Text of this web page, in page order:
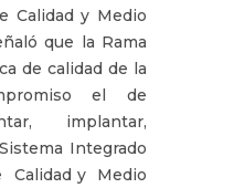
Calidad y Medio
que la Rama
de calidad de la
el de
implantar,
Integrado
Calidad y Medio